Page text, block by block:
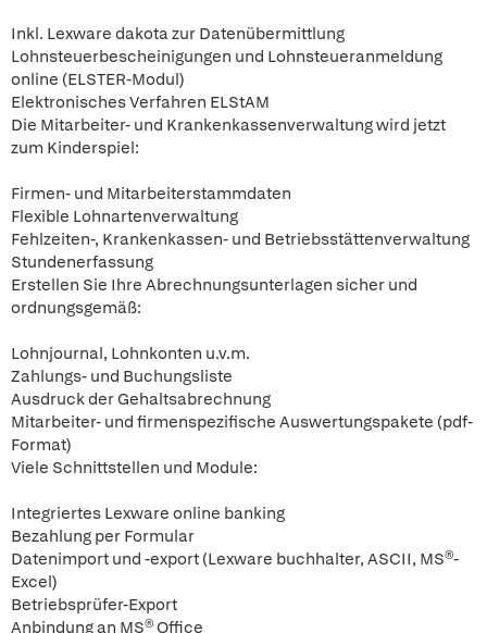
Inkl. Lexware dakota zur Datenübermittlung
Lohnsteuerbescheinigungen und Lohnsteueranmeldung
online (ELSTER-Modul)
Elektronisches Verfahren ELStAM
Die Mitarbeiter- und Krankenkassenverwaltung wird jetzt
zum Kinderspiel:
Firmen- und Mitarbeiterstammdaten
Flexible Lohnartenverwaltung
Fehlzeiten-, Krankenkassen- und Betriebsstättenverwaltung
Stundenerfassung
Erstellen Sie Ihre Abrechnungsunterlagen sicher und
ordnungsgemäß:
Lohnjournal, Lohnkonten u.v.m.
Zahlungs- und Buchungsliste
Ausdruck der Gehaltsabrechnung
Mitarbeiter- und firmenspezifische Auswertungspakete (pdf-
Format)
Viele Schnittstellen und Module:
Integriertes Lexware online banking
Bezahlung per Formular
Datenimport und -export (Lexware buchhalter, ASCII, MS®-
Excel)
Betriebsprüfer-Export
Anbindung an MS® Office